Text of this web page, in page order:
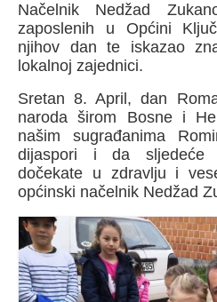
Načelnik Nedžad
zaposlenih u Općini
njihov dan te iskazao
lokalnoj zajednici.
Sretan 8. April, dan
naroda širom Bosne i
našim sugrađanima
dijaspori i da sljedeće
dočekate u zdravlju i
općinski načelnik Nedžad